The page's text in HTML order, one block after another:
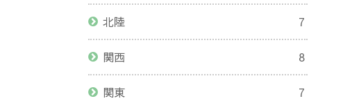
北陸 7
関西 8
関東 7